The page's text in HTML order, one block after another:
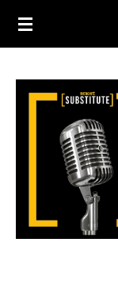
Ga
de
hoofdinhoud